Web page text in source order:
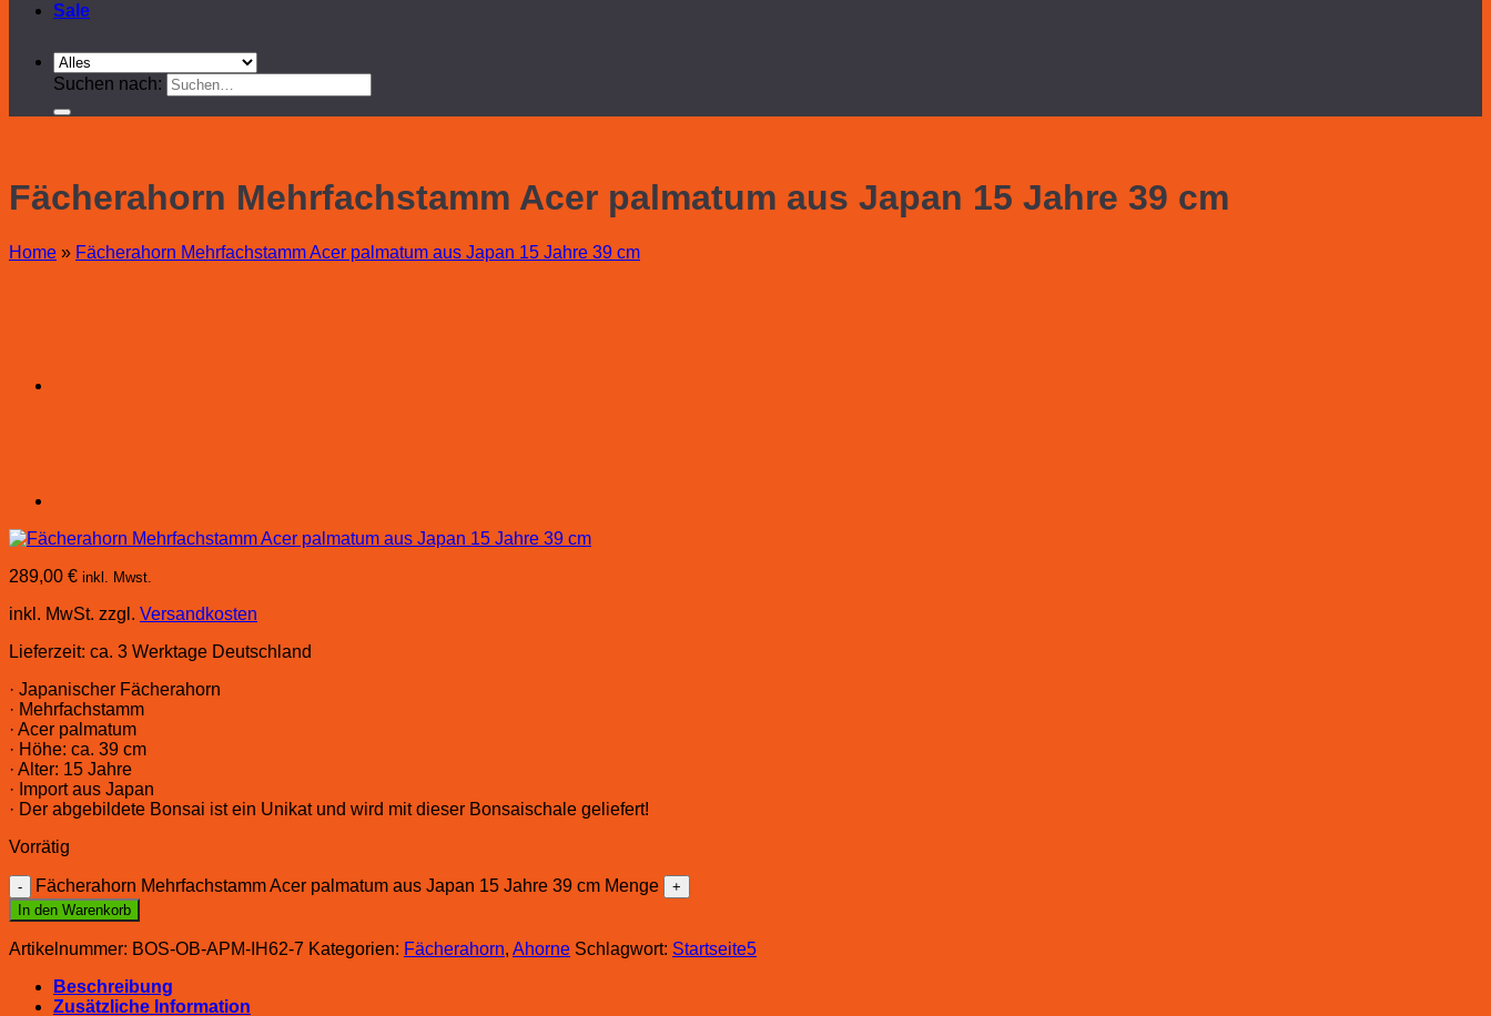
Sale
Suchen nach:
Fächerahorn Mehrfachstamm Acer palmatum aus Japan 15 Jahre 39 cm
Home » Fächerahorn Mehrfachstamm Acer palmatum aus Japan 15 Jahre 39 cm
289,00 € inkl. Mwst.
inkl. MwSt. zzgl. Versandkosten
Lieferzeit: ca. 3 Werktage Deutschland
· Japanischer Fächerahorn
· Mehrfachstamm
· Acer palmatum
· Höhe: ca. 39 cm
· Alter: 15 Jahre
· Import aus Japan
· Der abgebildete Bonsai ist ein Unikat und wird mit dieser Bonsaischale geliefert!
Vorrätig
Fächerahorn Mehrfachstamm Acer palmatum aus Japan 15 Jahre 39 cm Menge
In den Warenkorb
Artikelnummer: BOS-OB-APM-IH62-7 Kategorien: Fächerahorn, Ahorne Schlagwort: Startseite5
Beschreibung
Zusätzliche Information